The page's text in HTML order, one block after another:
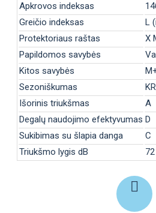
Apkrovos indeksas
Greičio indeksas
L
Protektoriaus raštas
X
Papildomos savybės
Kitos savybės
Sezoniškumas
Išorinis triukšmas
A
Degalų naudojimo efektyvumas D
Sukibimas su šlapia danga
C
Triukšmo lygis dB
72